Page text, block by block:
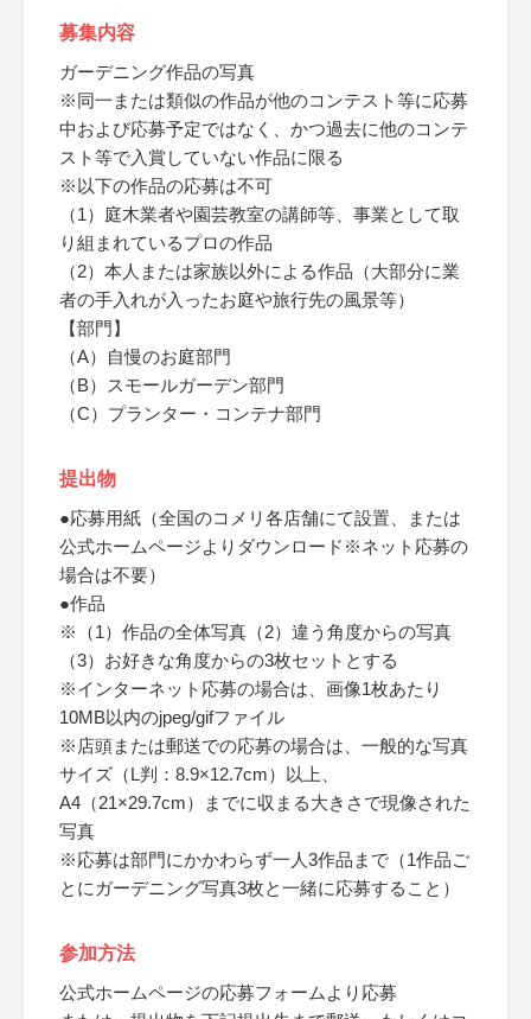
募集内容
ガーデニング作品の写真
※同一または類似の作品が他のコンテスト等に応募
中および応募予定ではなく、かつ過去に他のコンテ
スト等で入賞していない作品に限る
※以下の作品の応募は不可
（1）庭木業者や園芸教室の講師等、事業として取
り組まれているプロの作品
（2）本人または家族以外による作品（大部分に業
者の手入れが入ったお庭や旅行先の風景等）
【部門】
（A）自慢のお庭部門
（B）スモールガーデン部門
（C）プランター・コンテナ部門
提出物
●応募用紙（全国のコメリ各店舗にて設置、または
公式ホームページよりダウンロード※ネット応募の
場合は不要）
●作品
※（1）作品の全体写真（2）違う角度からの写真
（3）お好きな角度からの3枚セットとする
※インターネット応募の場合は、画像1枚あたり
10MB以内のjpeg/gifファイル
※店頭または郵送での応募の場合は、一般的な写真
サイズ（L判：8.9×12.7cm）以上、
A4（21×29.7cm）までに収まる大きさで現像された
写真
※応募は部門にかかわらず一人3作品まで（1作品ご
とにガーデニング写真3枚と一緒に応募すること）
参加方法
公式ホームページの応募フォームより応募